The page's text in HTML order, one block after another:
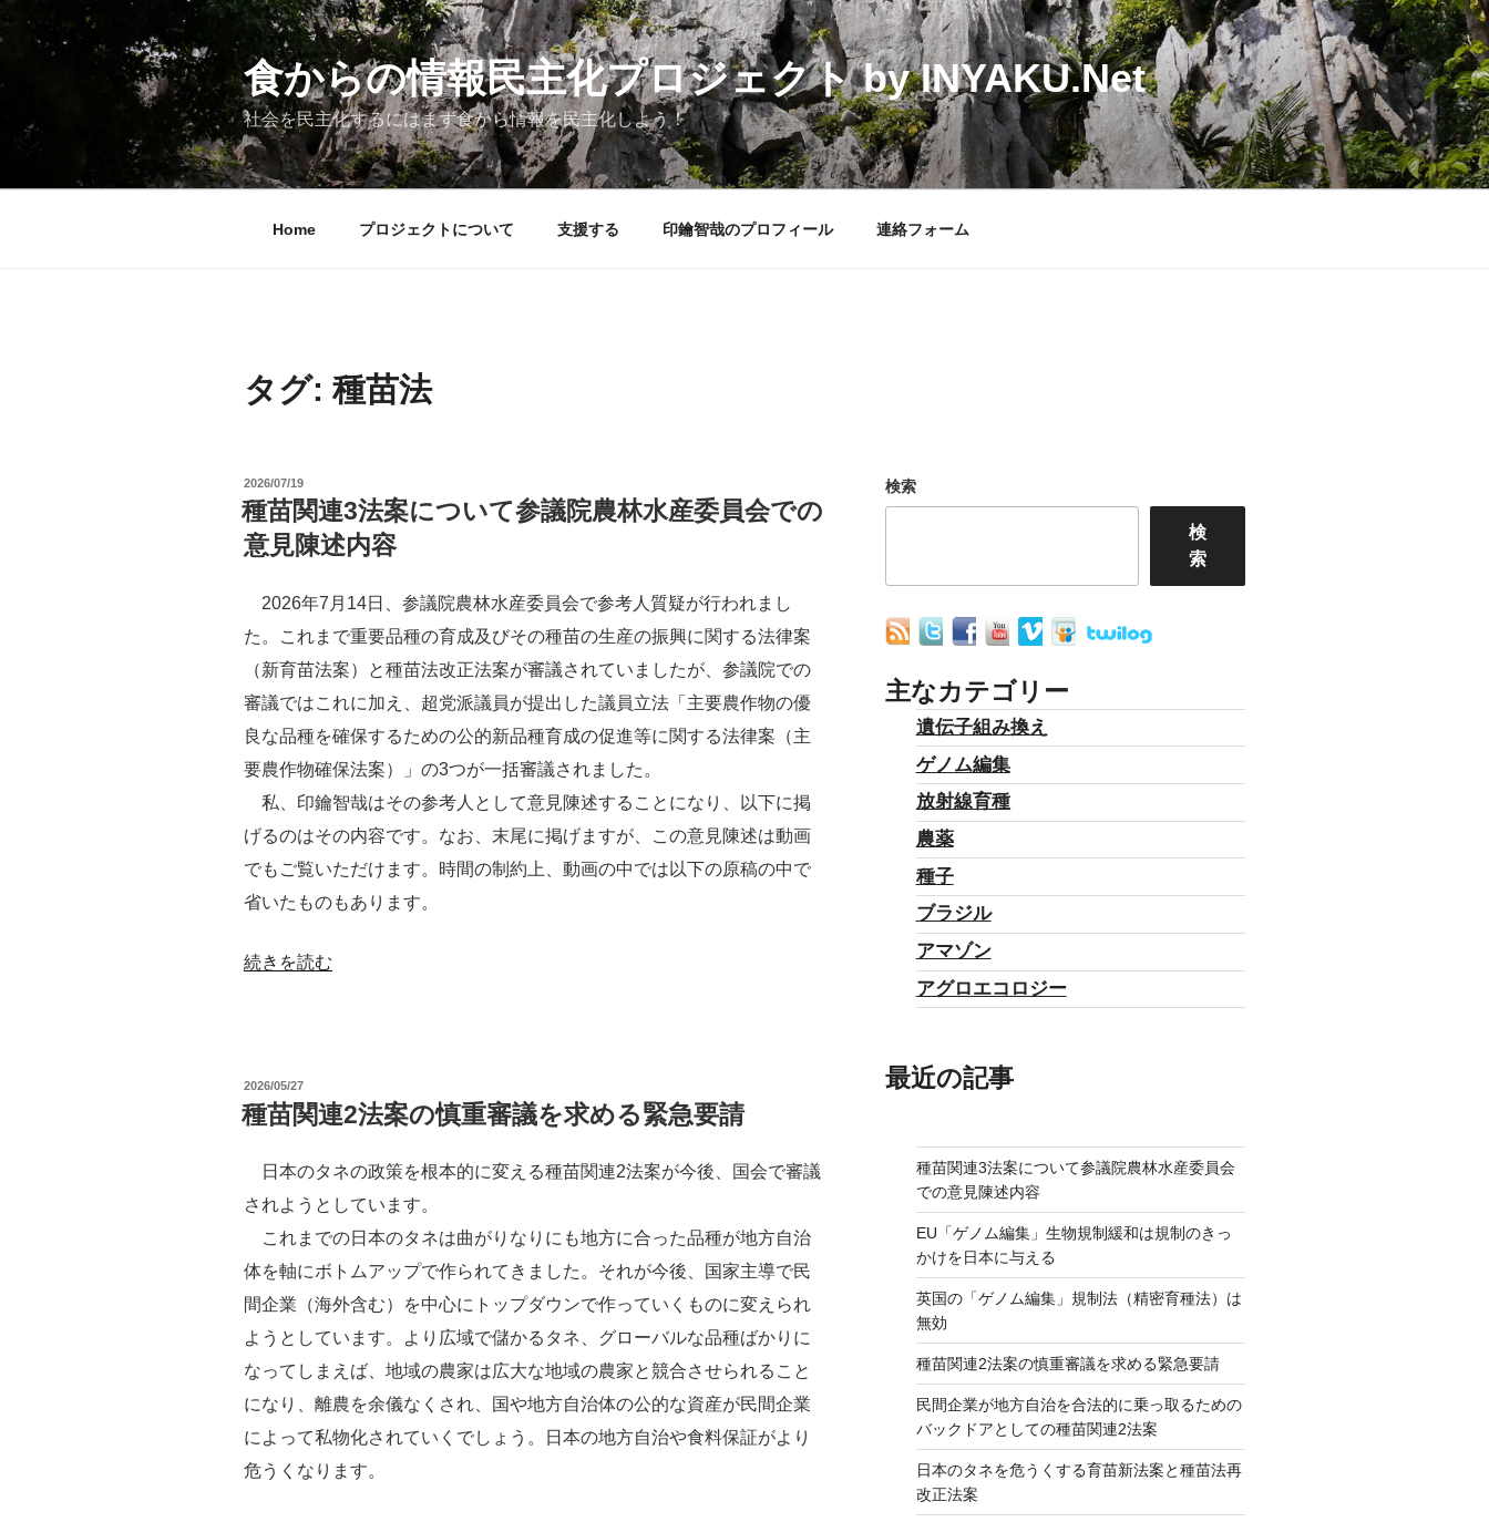
ン
ン
食からの情報民主化プロジェクト by INYAKU.Net
社会を民主化するにはまず食から情報を民主化しよう！
Home プロジェクトについて 支援する 印鑰智哉のプロフィール 連絡フォーム
タグ: 種苗法
投
稿
日:
2026/07/19
種苗関連3法案について参議院農林水産委員会での
意見陳述内容
2026年7月14日、参議院農林水産委員会で参考人質疑が行われまし
た。これまで重要品種の育成及びその種苗の生産の振興に関する法律案
（新育苗法案）と種苗法改正法案が審議されていましたが、参議院での
審議ではこれに加え、超党派議員が提出した議員立法「主要農作物の優
良な品種を確保するための公的新品種育成の促進等に関する法律案（主
要農作物確保法案）」の3つが一括審議されました。
私、印鑰智哉はその参考人として意見陳述することになり、以下に掲
げるのはその内容です。なお、末尾に掲げますが、この意見陳述は動画
でもご覧いただけます。時間の制約上、動画の中では以下の原稿の中で
省いたものもあります。
“種
3
法
に
い
て
参
議
林
続きを読む
投
稿
日:
2026/05/27
種苗関連2法案の慎重審議を求める緊急要請
日本のタネの政策を根本的に変える種苗関連2法案が今後、国会で審議
されようとしています。
これまでの日本のタネは曲がりなりにも地方に合った品種が地方自治
体を軸にボトムアップで作られてきました。それが今後、国家主導で民
間企業（海外含む）を中心にトップダウンで作っていくものに変えられ
ようとしています。より広域で儲かるタネ、グローバルな品種ばかりに
なってしまえば、地域の農家は広大な地域の農家と競合させられること
になり、離農を余儀なくされ、国や地方自治体の公的な資産が民間企業
によって私物化されていくでしょう。日本の地方自治や食料保証がより
危うくなります。
検索
検
索
主なカテゴリー
遺伝子組み換え
ゲノム編集
放射線育種
農薬
種子
ブラジル
アマゾン
アグロエコロジー
最近の記事
種苗関連3法案について参議院農林水産委員会
での意見陳述内容
EU「ゲノム編集」生物規制緩和は規制のきっ
かけを日本に与える
英国の「ゲノム編集」規制法（精密育種法）は
無効
種苗関連2法案の慎重審議を求める緊急要請
民間企業が地方自治を合法的に乗っ取るための
バックドアとしての種苗関連2法案
日本のタネを危うくする育苗新法案と種苗法再
改正法案